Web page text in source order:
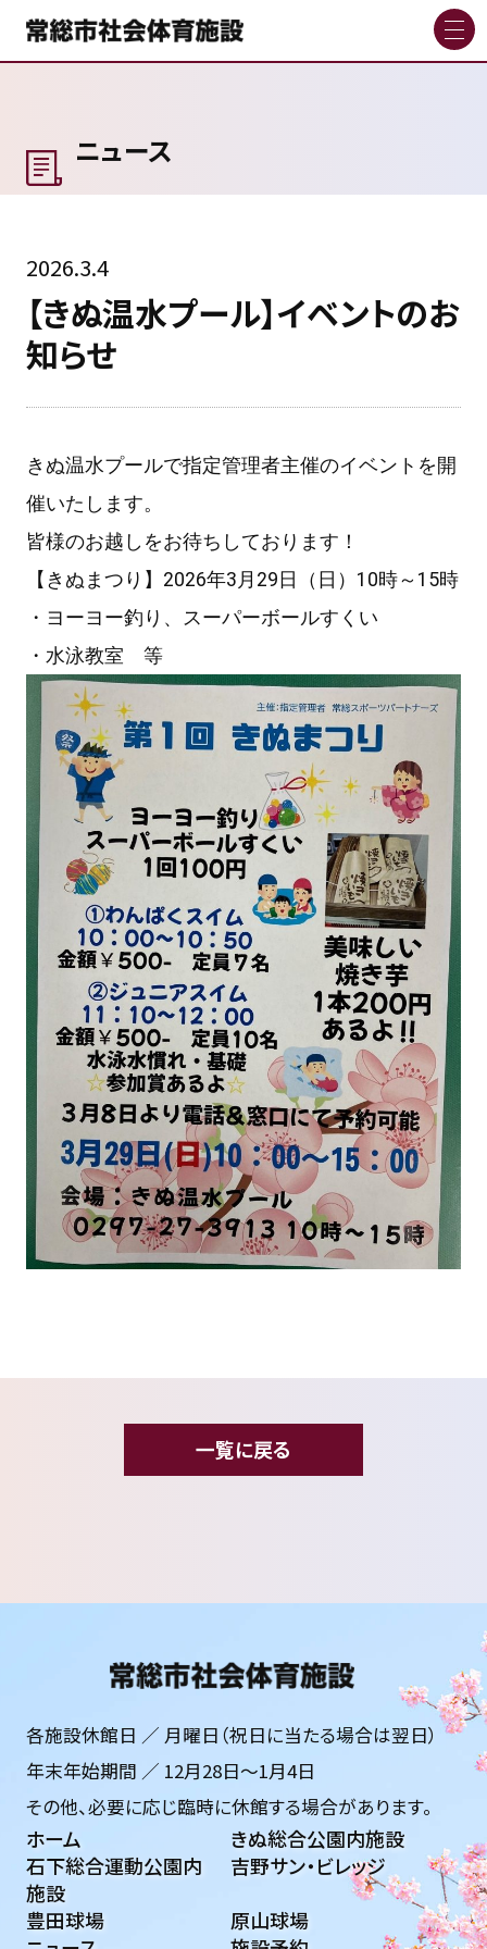
ニュース
2026.3.4
【きぬ温水プール】イベントのお
知らせ
きぬ温水プールで指定管理者主催のイベントを開
催いたします。
皆様のお越しをお待ちしております！
【きぬまつり】2026年3月29日（日）10時～15時
・ヨーヨー釣り、スーパーボールすくい
・水泳教室 等
一覧に戻る
各施設休館日 ／ 月曜日（祝日に当たる場合は翌日）
年末年始期間 ／ 12月28日〜1月4日
その他、必要に応じ臨時に休館する場合があります。
ホーム
きぬ総合公園内施設
石下総合運動公園内
施設
吉野サン・ビレッジ
豊田球場
原山球場